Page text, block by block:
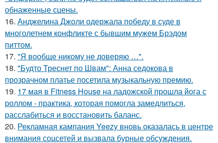
обнаженные сцены.
16. Анджелина Джоли одержала победу в суде в
многолетнем конфликте с бывшим мужем Брэдом
питтом.
17. "Я вообще никому не доверяю …".
18. "Будто Треснет по Швам": Анна седокова в
прозрачном платье посетила музыкальную премию.
19. 17 мая в Fitness House на ладожской прошла йога с
роллом - практика, которая помогла замедлиться,
расслабиться и восстановить баланс.
20. Рекламная кампания Yeezy вновь оказалась в центре
внимания соцсетей и вызвала бурные обсуждения.